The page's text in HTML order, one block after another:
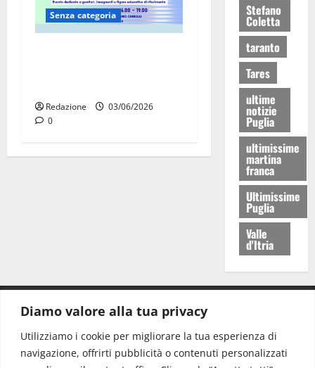
Diamo valore alla tua privacy
Utilizziamo i cookie per migliorare la tua esperienza di
navigazione, offrirti pubblicità o contenuti personalizzati
Senza categoria
Redazione
03/06/2026
0
Stefano
Coletta
taranto
Tares
ultime
notizie
Puglia
ultimissime
martina
franca
Ultimissime
Puglia
Valle
d'Itria
Redazione: redazione@www.martinasera.it